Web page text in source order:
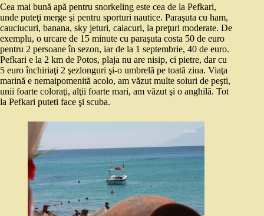
Cea mai bună apă pentru snorkeling este cea de la Pefkari,
unde puteţi merge şi pentru sporturi nautice. Paraşuta cu ham,
cauciucuri, banana, sky jeturi, caiacuri, la preţuri moderate. De
exemplu, o urcare de 15 minute cu paraşuta costa 50 de euro
pentru 2 persoane în sezon, iar de la 1 septembrie, 40 de euro.
Pefkari e la 2 km de Potos, plaja nu are nisip, ci pietre, dar cu
5 euro închiriaţi 2 şezlonguri şi-o umbrelă pe toată ziua. Viaţa
marină e nemaipomenită acolo, am văzut multe soiuri de peşti,
unii foarte coloraţi, alţii foarte mari, am văzut şi o anghilă. Tot
la Pefkari puteti face şi scuba.